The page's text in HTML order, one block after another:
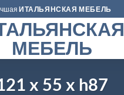
ИТАЛЬЯНСКАЯ МЕБЕЛЬ
МЕБЕЛЬ
x 55 x h87